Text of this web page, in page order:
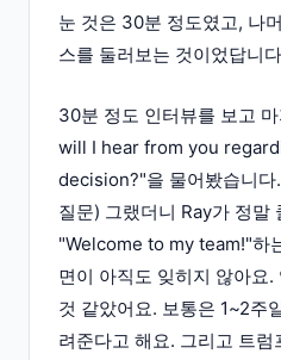
눈 것은 30분 정도였고, 나
스를 둘러보는 것이었답니
30분 정도 인터뷰를 보고
will I hear from you
decision?"을 물어봤습니다
질문) 그랬더니 Ray가 정말
"Welcome to my team!"하
면이 아직도 잊히지 않아요
것 같았어요. 보통은 1~2주
려준다고 해요. 그리고 트럼